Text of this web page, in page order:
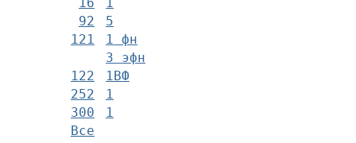
16
1
92
5
121
1 фн
3 эфн
122
1ВФ
252
1
300
1
Все